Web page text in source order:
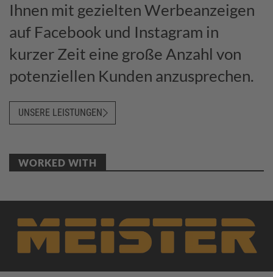
Ihnen mit gezielten Werbeanzeigen
auf Facebook und Instagram in
kurzer Zeit eine große Anzahl von
potenziellen Kunden anzusprechen.
UNSERE LEISTUNGEN
WORKED WITH